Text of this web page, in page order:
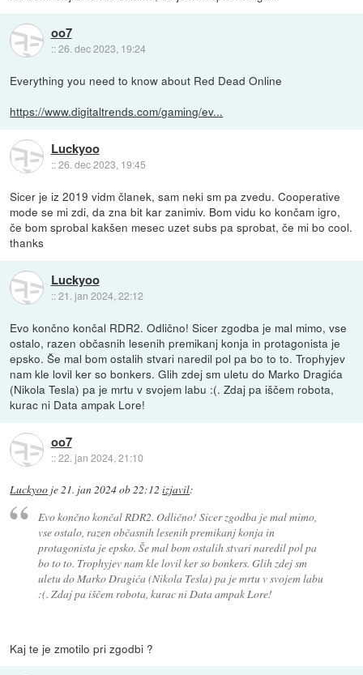
oo7
::26. dec 2023, 19:24
Everything you need to know about Red Dead Online
https://www.digitaltrends.com/gaming/ev...
Luckyoo
::26. dec 2023, 19:45
Sicer je iz 2019 vidm članek, sam neki sm pa zvedu. Cooperative
mode se mi zdi, da zna bit kar zanimiv. Bom vidu ko končam igro,
če bom sprobal kakšen mesec uzet subs pa sprobat, če mi bo cool.
thanks
Luckyoo
::21. jan 2024, 22:12
Evo končno končal RDR2. Odlično! Sicer zgodba je mal mimo, vse
ostalo, razen občasnih lesenih premikanj konja in protagonista je
epsko. Še mal bom ostalih stvari naredil pol pa bo to to. Trophyjev
nam kle lovil ker so bonkers. Glih zdej sm uletu do Marko Dragića
(Nikola Tesla) pa je mrtu v svojem labu :(. Zdaj pa iščem robota,
kurac ni Data ampak Lore!
oo7
::22. jan 2024, 21:10
Luckyoo je21. jan 2024 ob 22:12 izjavil:
Evo končno končal RDR2. Odlično! Sicer zgodba je mal mimo,
vse ostalo, razen občasnih lesenih premikanj konja in
protagonista je epsko. Še mal bom ostalih stvari naredil pol pa
bo to to. Trophyjev nam kle lovil ker so bonkers. Glih zdej sm
uletu do Marko Dragića (Nikola Tesla) pa je mrtu v svojem labu
:(. Zdaj pa iščem robota, kurac ni Data ampak Lore!
Kaj te je zmotilo pri zgodbi ?